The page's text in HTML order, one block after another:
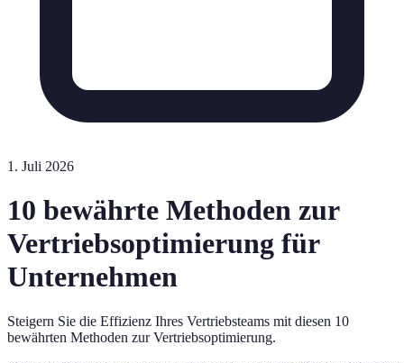
1. Juli 2026
10 bewährte Methoden zur
Vertriebsoptimierung für
Unternehmen
Steigern Sie die Effizienz Ihres Vertriebsteams mit diesen 10
bewährten Methoden zur Vertriebsoptimierung.